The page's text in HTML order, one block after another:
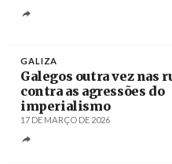
GALIZA
Galegos outra vez nas
contra as agressões do
imperialismo
17 DE MARÇO DE 2026